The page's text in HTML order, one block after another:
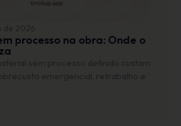
processo na obra: Onde o